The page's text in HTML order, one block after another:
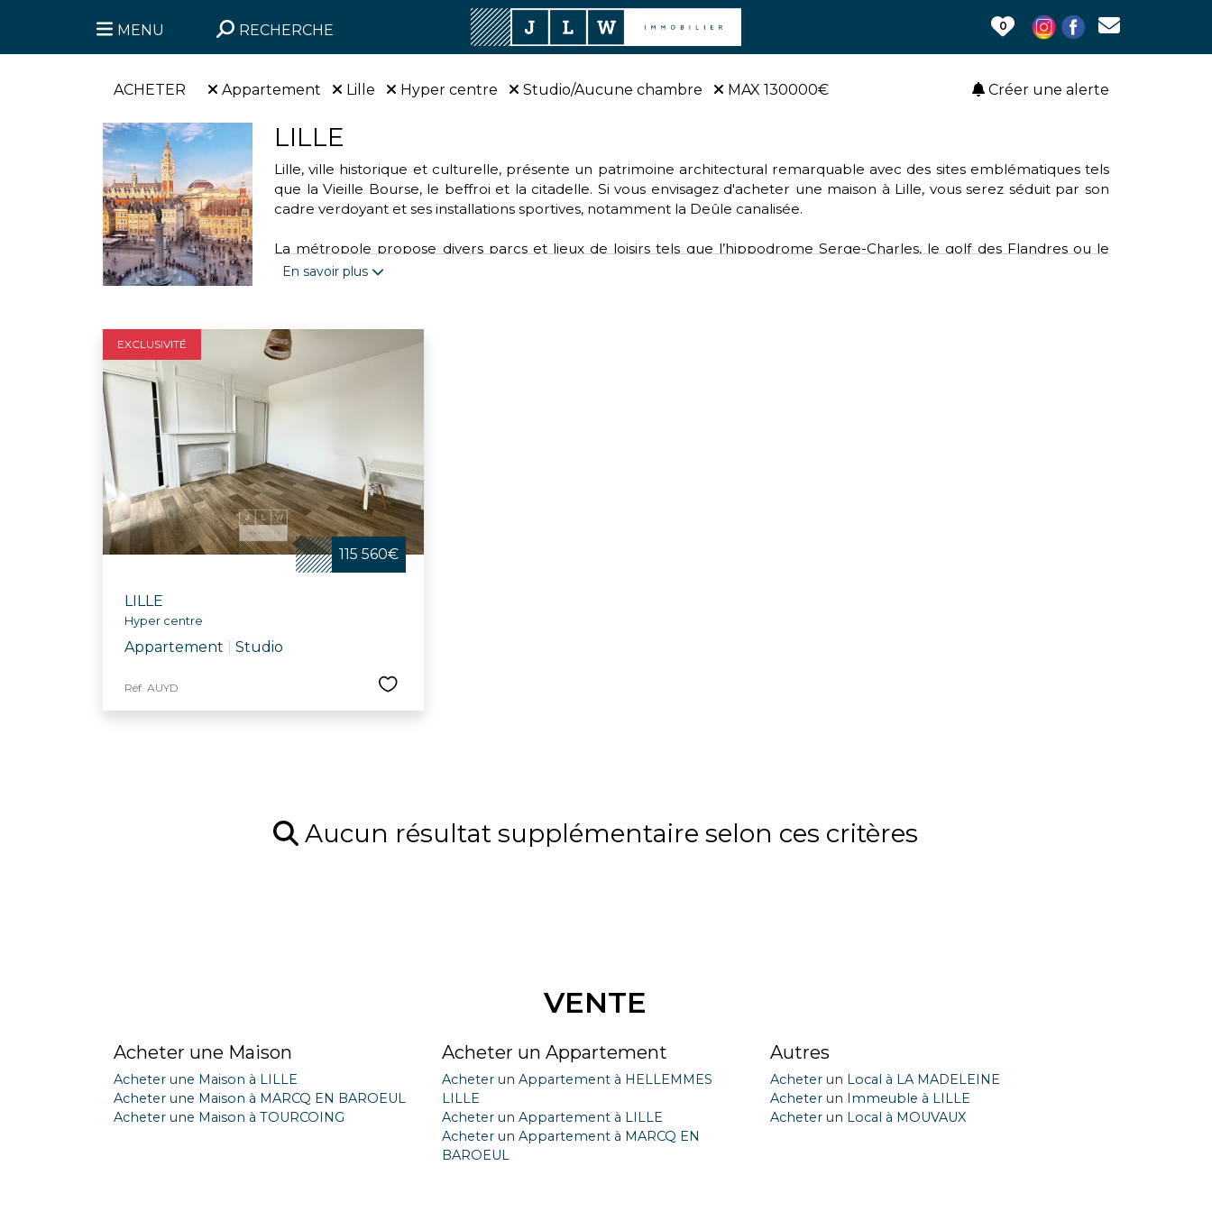
MENU RECHERCHE 0
Créer une alerte
ACHETER Appartement Lille Hyper centre Studio/Aucune chambre MAX 130000€
LILLE
Lille, ville historique et culturelle, présente un patrimoine architectural remarquable avec des sites emblématiques tels
que la Vieille Bourse, le beffroi et la citadelle. Si vous envisagez d'acheter une maison à Lille, vous serez séduit par son
cadre verdoyant et ses installations sportives, notamment la Deûle canalisée.
La métropole propose divers parcs et lieux de loisirs tels que l’hippodrome Serge-Charles, le golf des Flandres ou le
parc de la Citadelle. Pour les amateurs de sports, Lille offre une diversité de clubs tels que le rugby, le volley-ball et le
Engagée dans des actions environnementales, de santé, d'éducation et de culture, Lille soutient des causes telles que
l'association “Mon bonnet rose” pour les femmes atteintes d'un cancer du sein et l'opération de broyage mobile pour
valoriser les déchets verts.
d'infrastructures culturelles et sportives, comprenant le Palais des Beaux-Arts, le Grand Palais, le conservatoire
communal et l’école Jeannine-Manuel, Lille offre un cadre idéal pour ceux cherchant une maison à vendre dans une ville
dynamique et bienveillante.
En savoir plus
EXCLUSIVITÉ
115 560€
LILLE
Hyper centre
Appartement Studio
Réf. AUYD
Aucun résultat supplémentaire selon ces critères
VENTE
Acheter une Maison
Acheter une Maison à LILLE
Acheter une Maison à MARCQ EN BAROEUL
Acheter une Maison à TOURCOING
Acheter un Appartement
Acheter un Appartement à HELLEMMES
LILLE
Acheter un Appartement à LILLE
Acheter un Appartement à MARCQ EN
BAROEUL
Autres
Acheter un Local à LA MADELEINE
Acheter un Immeuble à LILLE
Acheter un Local à MOUVAUX